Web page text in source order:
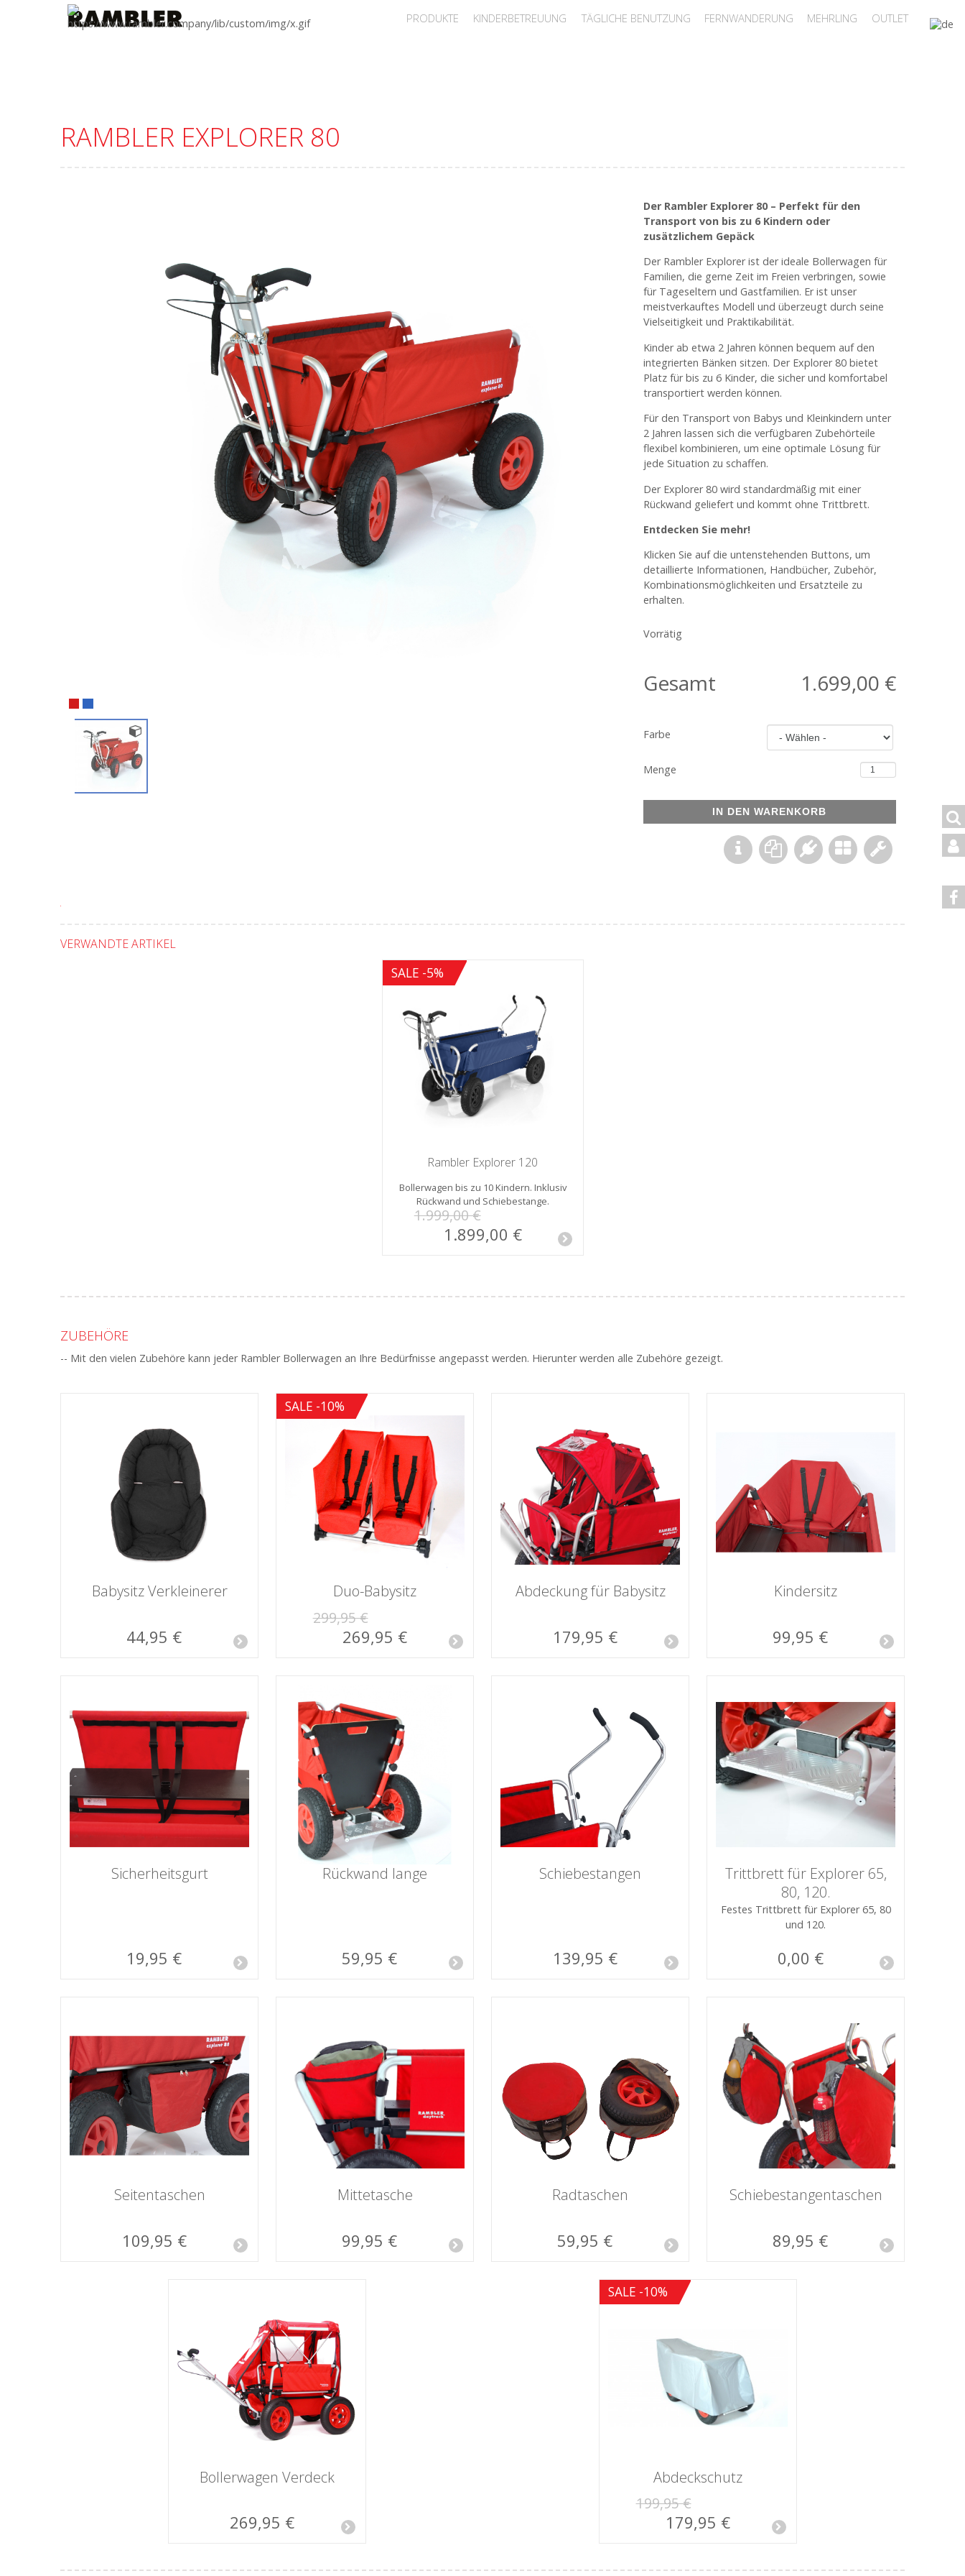
PRODUKTE KINDERBETREUUNG TÄGLICHE BENUTZUNG FERNWANDERUNG MEHRLING OUTLET
RAMBLER EXPLORER 80
Der Rambler Explorer 80 – Perfekt für den
Transport von bis zu 6 Kindern oder
zusätzlichem Gepäck
Der Rambler Explorer ist der ideale Bollerwagen für
Familien, die gerne Zeit im Freien verbringen, sowie
für Tageseltern und Gastfamilien. Er ist unser
meistverkauftes Modell und überzeugt durch seine
Vielseitigkeit und Praktikabilität.
Kinder ab etwa 2 Jahren können bequem auf den
integrierten Bänken sitzen. Der Explorer 80 bietet
Platz für bis zu 6 Kinder, die sicher und komfortabel
transportiert werden können.
Für den Transport von Babys und Kleinkindern unter
2 Jahren lassen sich die verfügbaren Zubehörteile
flexibel kombinieren, um eine optimale Lösung für
jede Situation zu schaffen.
Der Explorer 80 wird standardmäßig mit einer
Rückwand geliefert und kommt ohne Trittbrett.
Entdecken Sie mehr!
Klicken Sie auf die untenstehenden Buttons, um
detaillierte Informationen, Handbücher, Zubehör,
Kombinationsmöglichkeiten und Ersatzteile zu
erhalten.
Vorrätig
Gesamt 1.699,00 €
Farbe
Menge
VERWANDTE ARTIKEL
SALE -5%
Rambler Explorer 120
Bollerwagen bis zu 10 Kindern. Inklusiv
Rückwand und Schiebestange.
1.999,00 €
1.899,00 €
ZUBEHÖRE
-- Mit den vielen Zubehöre kann jeder Rambler Bollerwagen an Ihre Bedürfnisse angepasst werden. Hierunter werden alle Zubehöre gezeigt.
Babysitz Verkleinerer
44,95 €
SALE -10%
Duo-Babysitz
299,95 €
269,95 €
Abdeckung für Babysitz
179,95 €
Kindersitz
99,95 €
Sicherheitsgurt
19,95 €
Rückwand lange
59,95 €
Schiebestangen
139,95 €
Trittbrett für Explorer 65,
80, 120.
Festes Trittbrett für Explorer 65, 80
und 120.
0,00 €
Seitentaschen
109,95 €
Mittetasche
99,95 €
Radtaschen
59,95 €
Schiebestangen­taschen
89,95 €
Bollerwagen Verdeck
269,95 €
SALE -10%
Abdeckschutz
199,95 €
179,95 €